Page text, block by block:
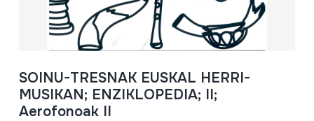
SOINU-TRESNAK EUSKAL HERRI-
MUSIKAN; ENZIKLOPEDIA; II;
Aerofonoak II